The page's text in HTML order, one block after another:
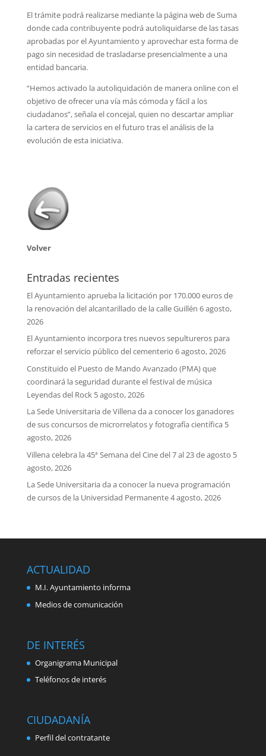
El trámite podrá realizarse mediante la página web de Suma
donde cada contribuyente podrá autoliquidarse de las tasas
aprobadas por el Ayuntamiento y aprovechar esta forma de
pago sin necesidad de trasladarse presencialmente a una
entidad bancaria.
“Hemos activado la autoliquidación de manera online con el
objetivo de ofrecer una vía más cómoda y fácil a los
ciudadanos”, señala el concejal, quien no descartar ampliar
la cartera de servicios en el futuro tras el análisis de la
evolución de esta iniciativa.
Volver
Entradas recientes
El Ayuntamiento aprueba la licitación por 170.000 euros de
la renovación del alcantarillado de la calle Guillén 6 agosto,
2026
El Ayuntamiento incorpora tres nuevos sepultureros para
reforzar el servicio público del cementerio 6 agosto, 2026
Constituido el Puesto de Mando Avanzado (PMA) que
coordinará la seguridad durante el festival de música
Leyendas del Rock 5 agosto, 2026
La Sede Universitaria de Villena da a conocer los ganadores
de sus concursos de microrrelatos y fotografía científica 5
agosto, 2026
Villena celebra la 45ª Semana del Cine del 7 al 23 de agosto 5
agosto, 2026
La Sede Universitaria da a conocer la nueva programación
de cursos de la Universidad Permanente4 agosto, 2026
ACTUALIDAD
M.I. Ayuntamiento informa
Medios de comunicación
DE INTERÉS
Organigrama Municipal
Teléfonos de interés
CIUDADANÍA
Perfil del contratante